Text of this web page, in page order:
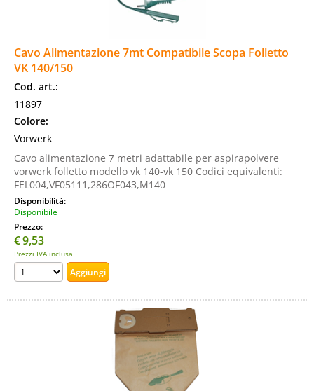
Cavo Alimentazione 7mt Compatibile Scopa Folletto
VK 140/150
Cod. art.:
11897
Colore:
Vorwerk
Cavo alimentazione 7 metri adattabile per aspirapolvere
vorwerk folletto modello vk 140-vk 150 Codici equivalenti:
FEL004,VF05111,286OF043,M140
Disponibilità:
Disponibile
Prezzo:
€9,53
Prezzi IVA inclusa